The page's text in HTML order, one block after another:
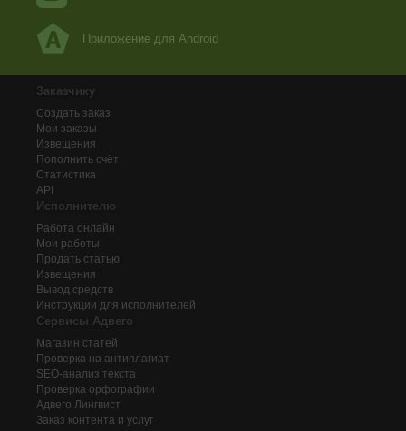
Приложение для Android
Заказчику
Создать заказ
Мои заказы
Извещения
Пополнить счёт
Статистика
API
Исполнителю
Работа онлайн
Мои работы
Продать статью
Извещения
Вывод средств
Инструкции для исполнителей
Сервисы Адвего
Магазин статей
Проверка на антиплагиат
SEO-анализ текста
Проверка орфографии
Адвего Лингвист
Заказ контента и услуг